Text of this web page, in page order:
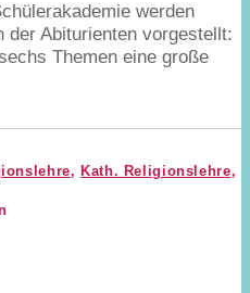
werden
der Abiturienten vorgestellt:
Themen eine große
, Kath. Religionslehre,